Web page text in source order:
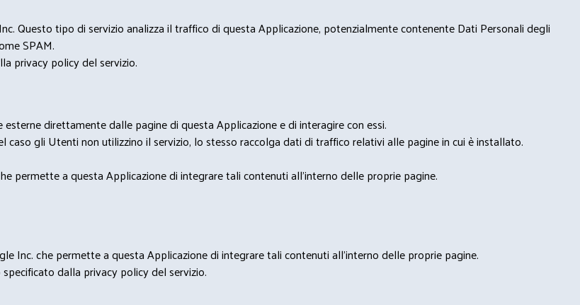
Questo tipo di servizio analizza il traffico di questa Applicazione, potenzialmente contenente Dati Personali degli
SPAM.
privacy policy del servizio.
direttamente dalle pagine di questa Applicazione e di interagire con essi.
gli Utenti non utilizzino il servizio, lo stesso raccolga dati di traffico relativi alle pagine in cui è installato.
permette a questa Applicazione di integrare tali contenuti all'interno delle proprie pagine.
Inc. che permette a questa Applicazione di integrare tali contenuti all'interno delle proprie pagine.
dalla privacy policy del servizio.